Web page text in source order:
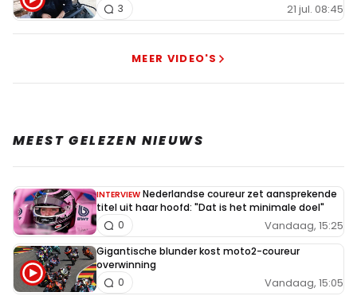
melden met een RN365-account.
21 jul. 08:45
3
MEER VIDEO'S
MEEST GELEZEN NIEUWS
INTERVIEW Nederlandse coureur zet aansprekende
titel uit haar hoofd: "Dat is het minimale doel"
Vandaag, 15:25
0
Gigantische blunder kost moto2-coureur
overwinning
Vandaag, 15:05
0